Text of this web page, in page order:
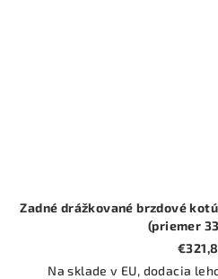
Zadné drážkované brzdové
(priemer
Na sklade v EU, dodacia